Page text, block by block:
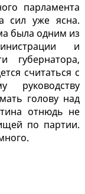
парламента
сил уже ясна.
была одним из
и
губернатора,
считаться с
голову над
отнюдь не
по партии.